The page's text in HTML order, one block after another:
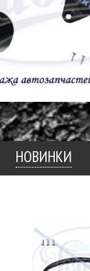
НОВИНКИ